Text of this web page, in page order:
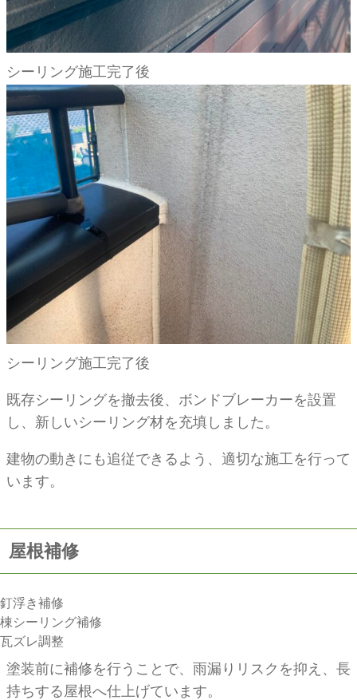
シーリング施工完了後
シーリング施工完了後
既存シーリングを撤去後、ボンドブレーカーを設置
し、新しいシーリング材を充填しました。
建物の動きにも追従できるよう、適切な施工を行って
います。
屋根補修
釘浮き補修
棟シーリング補修
瓦ズレ調整
塗装前に補修を行うことで、雨漏りリスクを抑え、長
持ちする屋根へ仕上げています。